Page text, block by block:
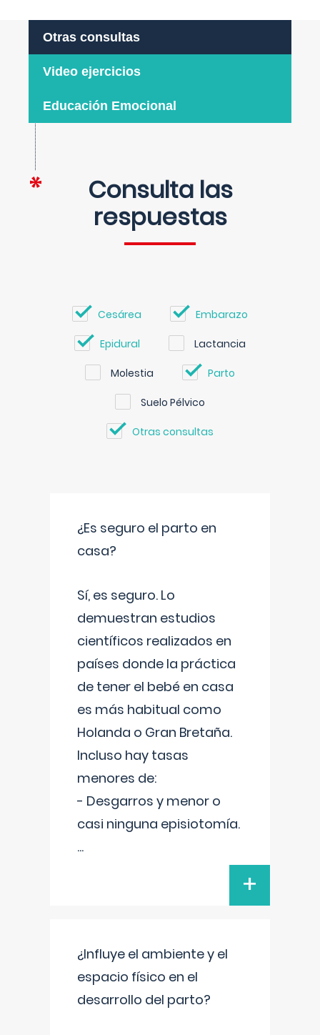
Otras consultas
Video ejercicios
Educación Emocional
Consulta las
respuestas
Cesárea Embarazo
Epidural Lactancia
Molestia Parto
Suelo Pélvico
Otras consultas
¿Es seguro el parto en
casa?
Sí, es seguro. Lo
demuestran estudios
científicos realizados en
países donde la práctica
de tener el bebé en casa
es más habitual como
Holanda o Gran Bretaña.
Incluso hay tasas
menores de:
- Desgarros y menor o
casi ninguna episiotomía.
...
+
¿Influye el ambiente y el
espacio físico en el
desarrollo del parto?